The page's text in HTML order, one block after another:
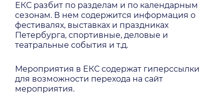
ЕКС разбит по разделам и по календарным
сезонам. В нем содержится информация о
фестивалях, выставках и праздниках
Петербурга, спортивные, деловые и
театральные события и т.д.
Мероприятия в ЕКС содержат гиперссылки
для возможности перехода на сайт
мероприятия.